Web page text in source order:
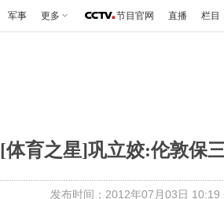
军事 更多 节目官网 直播 栏目
[体育之星]巩立姣:伦敦保
发布时间：2012年07月03日 10:19